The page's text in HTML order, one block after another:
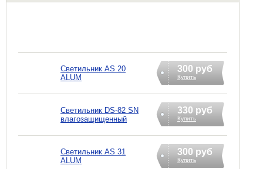
Светильник AS 20
ALUM
300 руб
Купить
Светильник DS-82 SN
влагозащищенный
330 руб
Купить
Светильник AS 31
ALUM
300 руб
Купить